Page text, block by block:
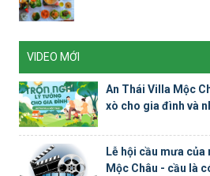
VIDEO MỚI
An Thái Villa Mộc
xò cho gia đình và
Lễ hội cầu mưa
Mộc Châu - cầu là